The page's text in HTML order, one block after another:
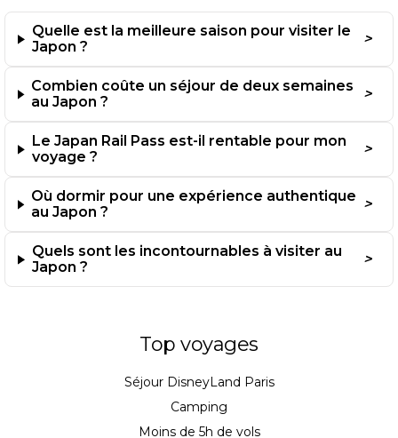
idéal
Septembre à novembre offre un climat sec avec des
températures comprises entre 18 et 28°C. Les érables
japonais se parent de rouge et d’or. L’atmosphère reste
agréable sans l’humidité écrasante de l’été. Les typhons
sont rares après octobre.
L’hiver au nord : stations de ski et onsen
Hokkaido propose des chutes de neige abondantes de
-5°C. Les stations comme Niseko attirent les skieurs du
monde entier. Après le ski, les sources chaudes naturelles
réchauffent corps et esprit.
de voyage ?
Voyageur économe : auberges et repas de rue
Quelle est la meilleure saison pour visiter le
Japon ?
Combien coûte un séjour de deux semaines
au Japon ?
Le Japan Rail Pass est-il rentable pour mon
voyage ?
Où dormir pour une expérience authentique
au Japon ?
Quels sont les incontournables à visiter au
Japon ?
Top voyages
Séjour DisneyLand Paris
Camping
Moins de 5h de vols